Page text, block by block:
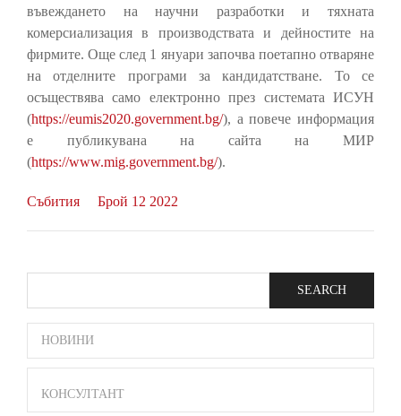
въвеждането на научни разработки и тяхната
комерсиализация в производствата и дейностите на
фирмите. Още след 1 януари започва поетапно отваряне
на отделните програми за кандидатстване. То се
осъществява само електронно през системата ИСУН
(https://eumis2020.government.bg/), а повече информация
е публикувана на сайта на МИР
(https://www.mig.government.bg/).
Събития Брой 12 2022
SIDE
BAR
MENU
НОВИНИ
КОНСУЛТАНТ